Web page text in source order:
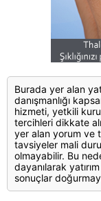
Burada yer alan
danışmanlığı
hizmeti, yetkili
tercihleri dikkate
yer alan yorum ve
tavsiyeler mali
olmayabilir. Bu
dayanılarak
sonuçlar